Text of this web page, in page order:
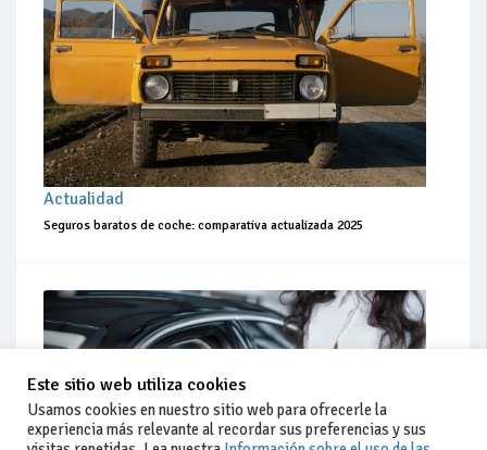
Actualidad
Seguros baratos de coche: comparativa actualizada 2025
Este sitio web utiliza cookies
Usamos cookies en nuestro sitio web para ofrecerle la
experiencia más relevante al recordar sus preferencias y sus